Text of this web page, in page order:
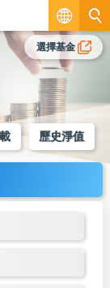
繁
EN
選擇基金
歷史淨值